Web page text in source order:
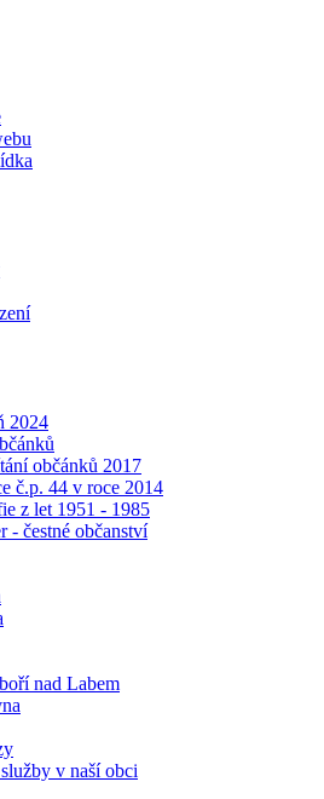
2024
občánků 2017
č.p. 44 v roce 2014
z let 1951 - 1985
- čestné občanství
nad Labem
v naší obci